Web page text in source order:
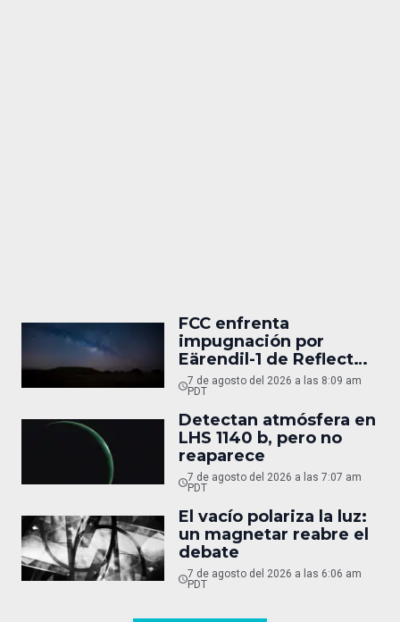
FCC enfrenta
impugnación por
Eärendil-1 de Reflect
Orbital
7 de agosto del 2026 a las 8:09 am
PDT
Detectan atmósfera en
LHS 1140 b, pero no
reaparece
7 de agosto del 2026 a las 7:07 am
PDT
El vacío polariza la luz:
un magnetar reabre el
debate
7 de agosto del 2026 a las 6:06 am
PDT